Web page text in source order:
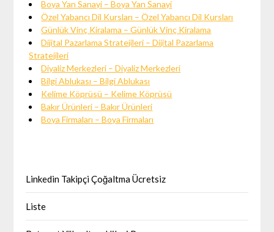
Boya Yan Sanayi – Boya Yan Sanayi
Özel Yabancı Dil Kursları – Özel Yabancı Dil Kursları
Günlük Vinç Kiralama – Günlük Vinç Kiralama
Dijital Pazarlama Stratejileri – Dijital Pazarlama
Stratejileri
Diyaliz Merkezleri – Diyaliz Merkezleri
Bilgi Ablukası – Bilgi Ablukası
Kelime Köprüsü – Kelime Köprüsü
Bakır Ürünleri – Bakır Ürünleri
Boya Firmaları – Boya Firmaları
Linkedin Takipçi Çoğaltma Ücretsiz
Liste